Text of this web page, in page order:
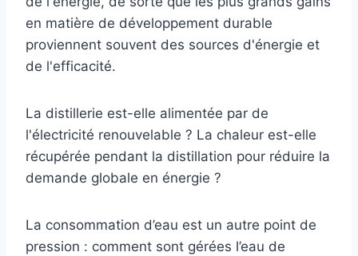
en matière de développement durable
proviennent souvent des sources d'énergie et
de l'efficacité.
La distillerie est-elle alimentée par de
l'électricité renouvelable ? La chaleur est-elle
récupérée pendant la distillation pour réduire la
demande globale en énergie ?
La consommation d’eau est un autre point de
pression : comment sont gérées l’eau de